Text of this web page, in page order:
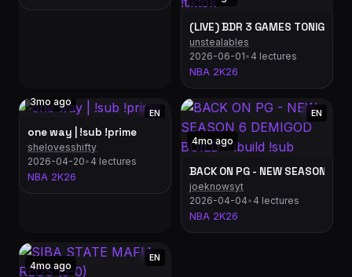
(LIVE) BDR 3 GAMES
unstealables
2026-06-01• 4 lectures
NBA 2K26
3mo ago
EN
one way | !sub !prime
shelovesshifty
2026-04-20• 4 lectures
NBA 2K26
4mo ago
EN
BACK ON PG - NEW SEASON 6
joeknowsyt
2026-04-04• 4 lectures
NBA 2K26
4mo ago
EN